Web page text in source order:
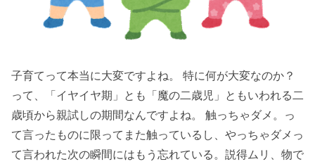
子育てって本当に大変ですよね。 特に何が大変なのか？
って、「イヤイヤ期」とも「魔の二歳児」ともいわれる二
歳頃から親試しの期間なんですよね。 触っちゃダメ。っ
て言ったものに限ってまた触っているし、やっちゃダメっ
て言われた次の瞬間にはもう忘れている。説得ムリ、物で